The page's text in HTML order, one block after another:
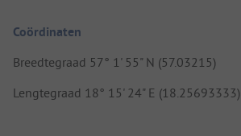
Coördinaten
Breedtegraad 57° 1' 55" N (57.03215)
Lengtegraad 18° 15' 24" E (18.25693333)